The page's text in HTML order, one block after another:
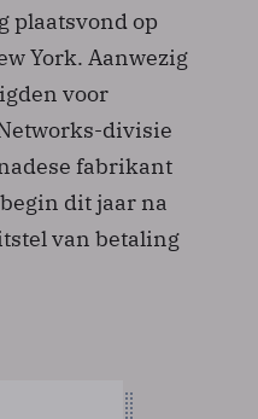
plaatsvond op
York. Aanwezig
voor
divisie
fabrikant
dit jaar na
van betaling